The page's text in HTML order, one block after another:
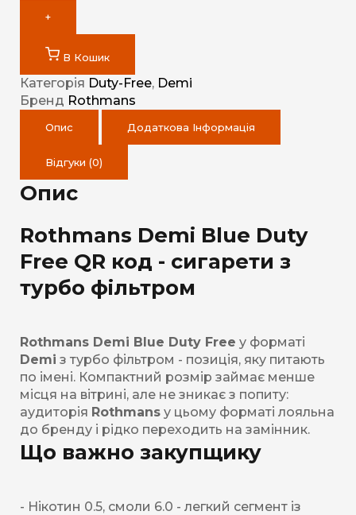
+
В Кошик
Категорія Duty-Free, Demi
Бренд Rothmans
Опис Додаткова Інформація
Відгуки (0)
Опис
Rothmans Demi Blue Duty
Free QR код - сигарети з
турбо фільтром
Rothmans Demi Blue Duty Free у форматі
Demi з турбо фільтром - позиція, яку питають
по імені. Компактний розмір займає менше
місця на вітрині, але не зникає з попиту:
аудиторія Rothmans у цьому форматі лояльна
до бренду і рідко переходить на замінник.
Що важно закупщику
- Нікотин 0.5, смоли 6.0 - легкий сегмент із